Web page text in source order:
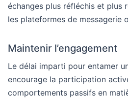
échanges plus réfléchis et plus
les plateformes de messagerie
Maintenir l’engagement
Le délai imparti pour entamer
encourage la participation
comportements passifs en